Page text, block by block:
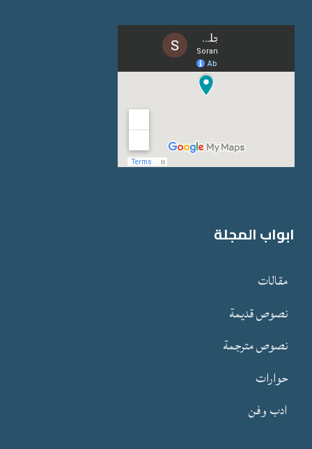
ابواب المجلة
مقالات
نصوص قدیمة
نصوص مترجمة
حوارات
ادب وفن